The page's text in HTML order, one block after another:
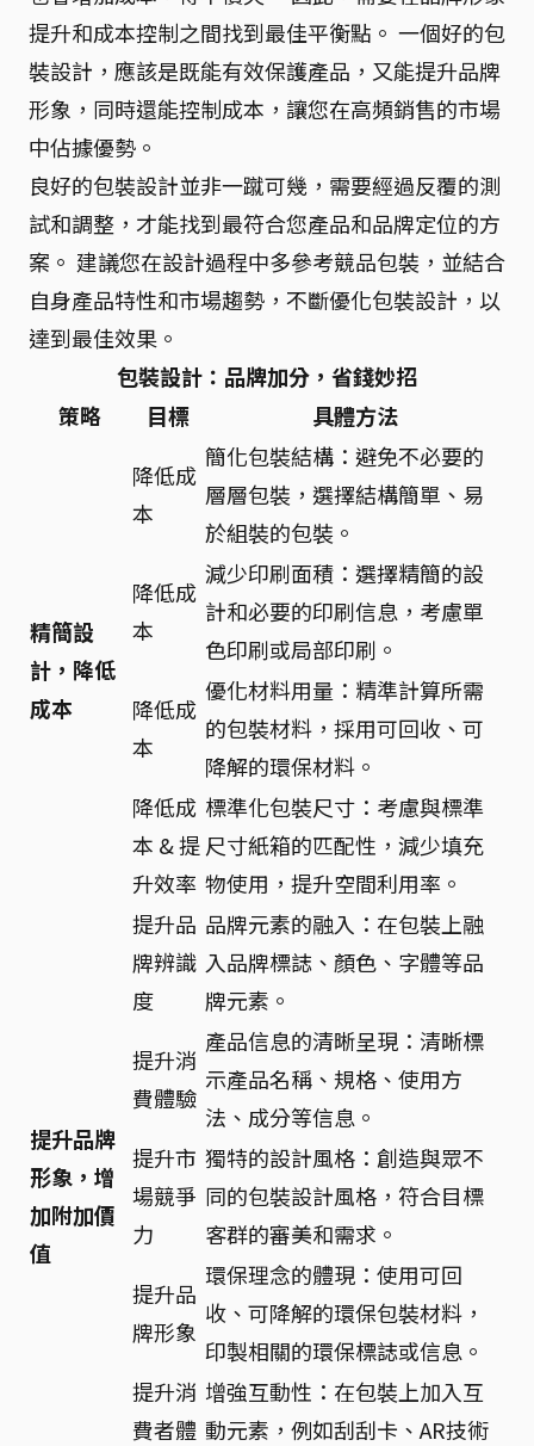
提升和成本控制之間找到最佳平衡點。 一個好的包
裝設計，應該是既能有效保護產品，又能提升品牌
形象，同時還能控制成本，讓您在高頻銷售的市場
中佔據優勢。
良好的包裝設計並非一蹴可幾，需要經過反覆的測
試和調整，才能找到最符合您產品和品牌定位的方
案。 建議您在設計過程中多參考競品包裝，並結合
自身產品特性和市場趨勢，不斷優化包裝設計，以
達到最佳效果。
包裝設計：品牌加分，省錢妙招
策略
目標 具體方法
精簡設
計，降低
成本
降低成
本
簡化包裝結構：避免不必要的
層層包裝，選擇結構簡單、易
於組裝的包裝。
降低成
本
減少印刷面積：選擇精簡的設
計和必要的印刷信息，考慮單
色印刷或局部印刷。
降低成
本
優化材料用量：精準計算所需
的包裝材料，採用可回收、可
降解的環保材料。
降低成
本 & 提
升效率
標準化包裝尺寸：考慮與標準
尺寸紙箱的匹配性，減少填充
物使用，提升空間利用率。
提升品牌
形象，增
加附加價
值
提升品
牌辨識
度
品牌元素的融入：在包裝上融
入品牌標誌、顏色、字體等品
牌元素。
提升消
費體驗
產品信息的清晰呈現：清晰標
示產品名稱、規格、使用方
法、成分等信息。
提升市
場競爭
力
獨特的設計風格：創造與眾不
同的包裝設計風格，符合目標
客群的審美和需求。
提升品
牌形象
環保理念的體現：使用可回
收、可降解的環保包裝材料，
印製相關的環保標誌或信息。
提升消
費者體
增強互動性：在包裝上加入互
動元素，例如刮刮卡、AR技術